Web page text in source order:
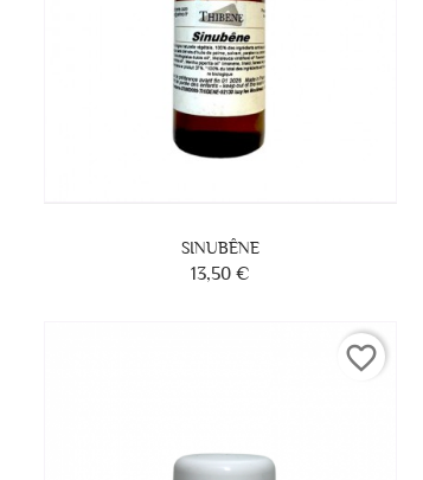
SINUBÊNE
Prix
13,50 €
favorite_border